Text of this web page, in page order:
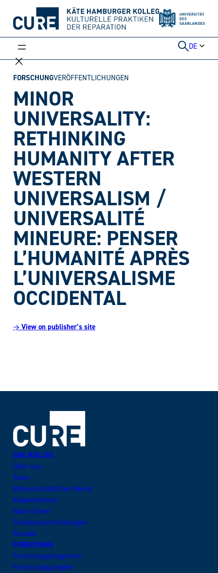
Inhalt
DE
FORSCHUNGVERÖFFENTLICHUNGEN
MINOR
UNIVERSALITY:
RETHINKING
HUMANITY AFTER
WESTERN
UNIVERSALISM /
UNIVERSALITÉ
MINEURE: PENSER
L’HUMANITÉ APRÈS
L’UNIVERSALISME
OCCIDENTAL
→ View on publisher’s site
DAS KOLLEG
Über uns
Team
Wissenschaftlicher Beirat
Kooperationen
Nachrichten
Stellenausschreibungen
Kontakt
FORSCHUNG
Forschungsprogramm
Forschungsprojekte